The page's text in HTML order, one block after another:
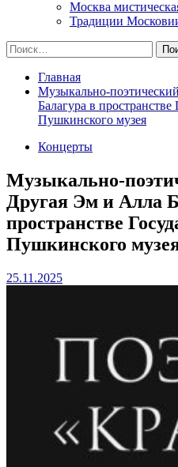
Москва
Традиции
Найти:
Главная
Музыкально-
Балагура в пространстве
Пушкинского музея
Концерты
Музыкально-
Другая Эм и Алла
пространстве
Пушкинского
25.11.2025